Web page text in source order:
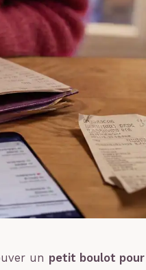
un petit boulot